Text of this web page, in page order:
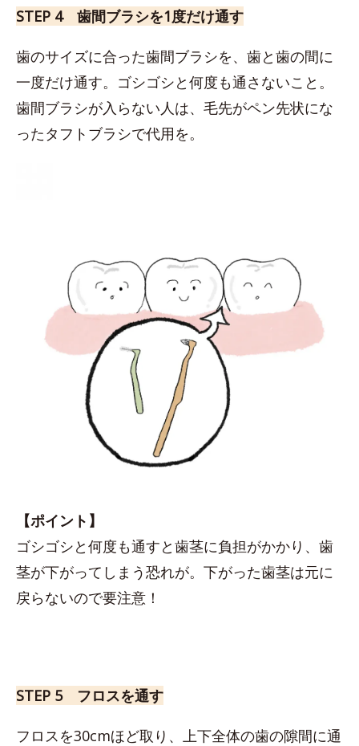
STEP 4 歯間ブラシを1度だけ通す
歯のサイズに合った歯間ブラシを、歯と歯の間に
一度だけ通す。ゴシゴシと何度も通さないこと。
歯間ブラシが入らない人は、毛先がペン先状にな
ったタフトブラシで代用を。
【ポイント】
ゴシゴシと何度も通すと歯茎に負担がかかり、歯
茎が下がってしまう恐れが。下がった歯茎は元に
戻らないので要注意！
STEP 5 フロスを通す
フロスを30cmほど取り、上下全体の歯の隙間に通